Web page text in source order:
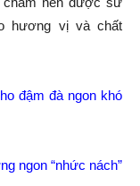
hương vị và chất
đậm đà ngon khó
ngon “nhức nách”